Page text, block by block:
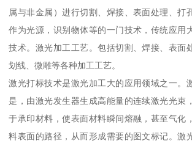
属与非金属）进行切割、焊接、表面处理、打
作为光源，识别物体等的一门技术，传统应用
技术。激光加工工艺。包括切割、焊接、表面
划线、微雕等各种加工工艺。
激光打标技术是激光加工大的应用领域之一。
是，由激光发生器生成高能量的连续激光光束
于承印材料，使表面材料瞬间熔融，甚至气化
料表面的路径，从而形成需要的图文标记。激